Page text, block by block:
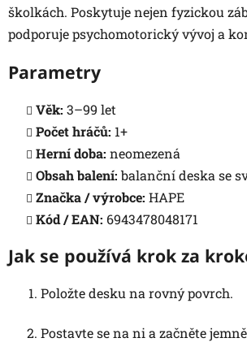
školkách. Poskytuje nejen fyzickou
podporuje psychomotorický vývoj a
Parametry
Věk: 3–99 let
Počet hráčů: 1+
Herní doba: neomezená
Obsah balení: balanční deska se
Značka / výrobce: HAPE
Kód / EAN: 6943478048171
Jak se používá krok za
Položte desku na rovný povrch.
Postavte se na ni a začněte